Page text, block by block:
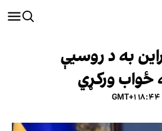
به د روسیې
ځواب ورکړي